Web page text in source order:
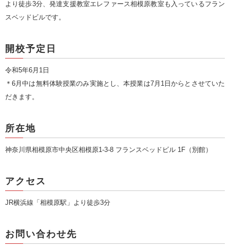
より徒歩3分、発達支援教室エレファース相模原教室も入っているフラン
スベッドビルです。
開校予定日
令和5年6月1日
＊6月中は無料体験授業のみ実施とし、本授業は7月1日からとさせていた
だきます。
所在地
神奈川県相模原市中央区相模原1-3-8 フランスベッドビル 1F（別館）
アクセス
JR横浜線「相模原駅」より徒歩3分
お問い合わせ先